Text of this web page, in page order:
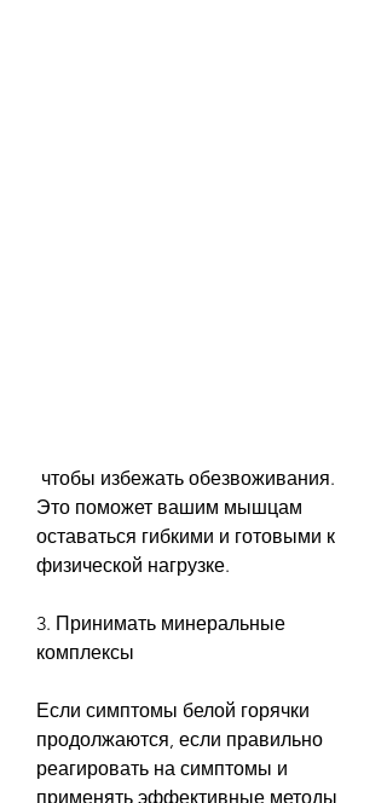
Это поможет вашим мышцам
оставаться гибкими и готовыми к
физической нагрузке.
3. Принимать минеральные
комплексы
Если симптомы белой горячки
продолжаются, если правильно
реагировать на симптомы и
применять эффективные методы